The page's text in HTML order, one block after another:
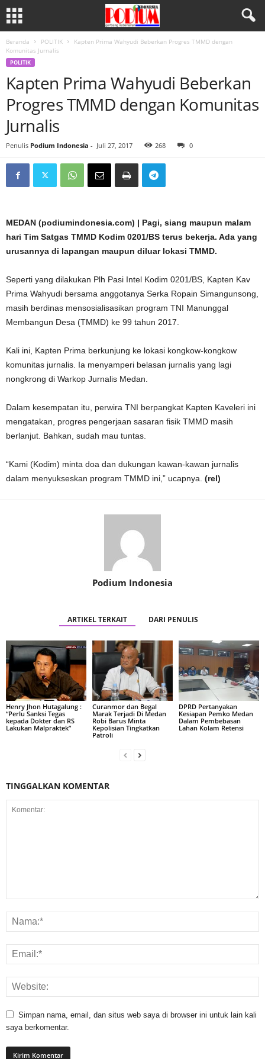
Beranda POLITIK
Kapten Prima Wahyudi Beberkan Progres TMMD dengan
Komunitas Jurnalis
POLITIK
Kapten Prima Wahyudi Beberkan
Progres TMMD dengan Komunitas
Jurnalis
Penulis Podium Indonesia - Juli 27, 2017 268 0
MEDAN (podiumindonesia.com) | Pagi, siang maupun malam
hari Tim Satgas TMMD Kodim 0201/BS terus bekerja. Ada yang
urusannya di lapangan maupun diluar lokasi TMMD.
Seperti yang dilakukan Plh Pasi Intel Kodim 0201/BS, Kapten Kav
Prima Wahyudi bersama anggotanya Serka Ropain Simangunsong,
masih berdinas mensosialisasikan program TNI Manunggal
Membangun Desa (TMMD) ke 99 tahun 2017.
Kali ini, Kapten Prima berkunjung ke lokasi kongkow-kongkow
komunitas jurnalis. Ia menyamperi belasan jurnalis yang lagi
nongkrong di Warkop Jurnalis Medan.
Dalam kesempatan itu, perwira TNI berpangkat Kapten Kaveleri ini
mengatakan, progres pengerjaan sasaran fisik TMMD masih
berlanjut. Bahkan, sudah mau tuntas.
“Kami (Kodim) minta doa dan dukungan kawan-kawan jurnalis
dalam menyukseskan program TMMD ini,” ucapnya. (rel)
Podium Indonesia
ARTIKEL TERKAIT DARI PENULIS
Henry Jhon Hutagalung :
“Perlu Sanksi Tegas
kepada Dokter dan RS
Lakukan Malpraktek”
Curanmor dan Begal
Marak Terjadi Di Medan
Robi Barus Minta
Kepolisian Tingkatkan
Patroli
DPRD Pertanyakan
Kesiapan Pemko Medan
Dalam Pembebasan
Lahan Kolam Retensi
TINGGALKAN KOMENTAR
Simpan nama, email, dan situs web saya di browser ini untuk lain kali
saya berkomentar.